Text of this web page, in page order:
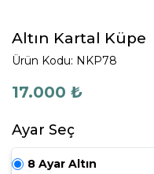
Altın Kartal Küpe
Ürün Kodu: NKP78
17.000 ₺
Ayar Seç
8 Ayar Altın